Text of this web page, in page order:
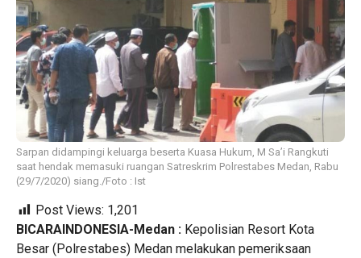
Sarpan didampingi keluarga beserta Kuasa Hukum, M Sa’i Rangkuti
saat hendak memasuki ruangan Satreskrim Polrestabes Medan, Rabu
(29/7/2020) siang./Foto : Ist
Post Views: 1,201
BICARAINDONESIA-Medan : Kepolisian Resort Kota
Besar (Polrestabes) Medan melakukan pemeriksaan